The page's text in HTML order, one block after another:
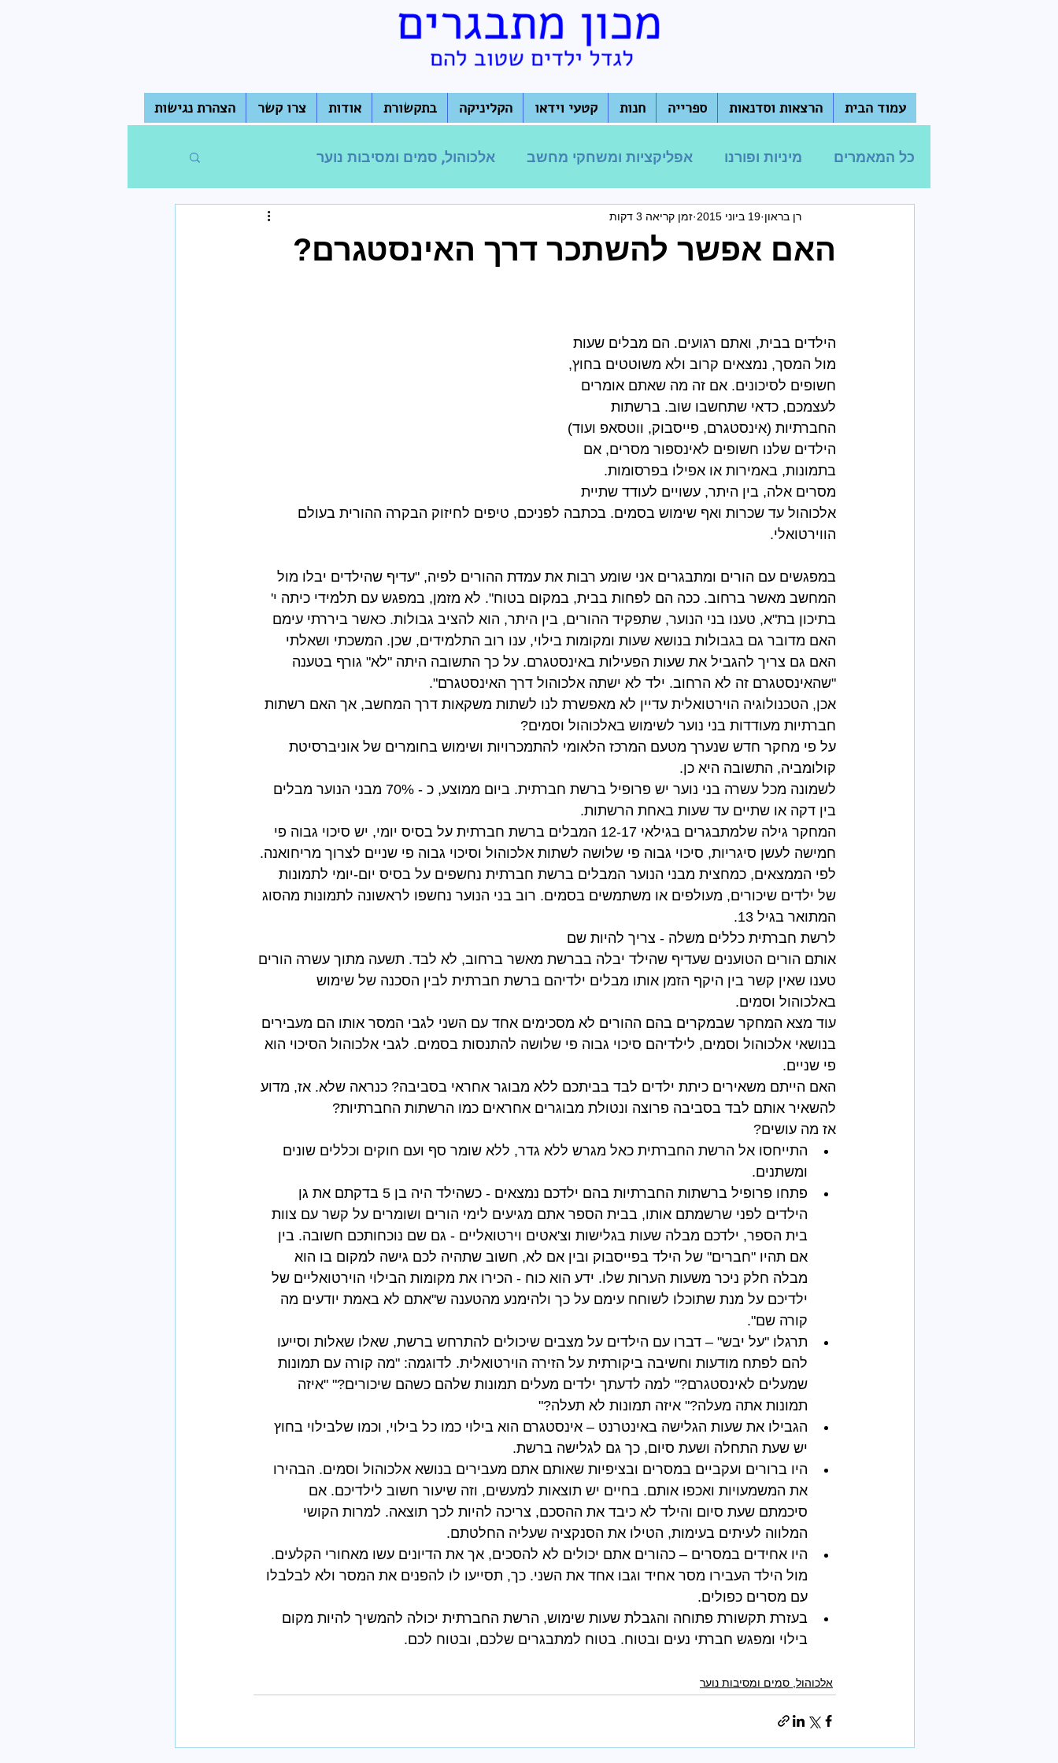
עמוד הבית הרצאות וסדנאות ספרייה חנות קטעי וידאו הקליניקה בתקשורת אודות צרו קשר הצהרת נגישות
כל המאמרים מיניות ופורנו אפליקציות ומשחקי מחשב אלכוהול, סמים ומסיבות נוער
מסכים, סמארטפון ואינטרנט להט"ב חדר מורים
האם אפשר להשתכר דרך האינסטגרם?
רן בראון 19 ביוני 2015 זמן קריאה 3 דקות
הילדים בבית, ואתם רגועים. הם מבלים שעות
מול המסך, נמצאים קרוב ולא משוטטים בחוץ,
חשופים לסיכונים. אם זה מה שאתם אומרים
לעצמכם, כדאי שתחשבו שוב. ברשתות
החברתיות (אינסטגרם, פייסבוק, ווטסאפ ועוד)
הילדים שלנו חשופים לאינספור מסרים, אם
בתמונות, באמירות או אפילו בפרסומות.
מסרים אלה, בין היתר, עשויים לעודד שתיית
אלכוהול עד שכרות ואף שימוש בסמים. בכתבה לפניכם, טיפים לחיזוק הבקרה ההורית בעולם
הווירטואלי.
במפגשים עם הורים ומתבגרים אני שומע רבות את עמדת ההורים לפיה, "עדיף שהילדים יבלו מול
המחשב מאשר ברחוב. ככה הם לפחות בבית, במקום בטוח". לא מזמן, במפגש עם תלמידי כיתה י'
בתיכון בת"א, טענו בני הנוער, שתפקיד ההורים, בין היתר, הוא להציב גבולות. כאשר ביררתי עימם
האם מדובר גם בגבולות בנושא שעות ומקומות בילוי, ענו רוב התלמידים, שכן. המשכתי ושאלתי
האם גם צריך להגביל את שעות הפעילות באינסטגרם. על כך התשובה היתה "לא" גורף בטענה
"שהאינסטגרם זה לא הרחוב. ילד לא ישתה אלכוהול דרך האינסטגרם".
אכן, הטכנולוגיה הוירטואלית עדיין לא מאפשרת לנו לשתות משקאות דרך המחשב, אך האם רשתות
חברתיות מעודדות בני נוער לשימוש באלכוהול וסמים?
על פי מחקר חדש שנערך מטעם המרכז הלאומי להתמכרויות ושימוש בחומרים של אוניברסיטת
קולומביה, התשובה היא כן.
לשמונה מכל עשרה בני נוער יש פרופיל ברשת חברתית. ביום ממוצע, כ - 70% מבני הנוער מבלים
בין דקה או שתיים עד שעות באחת הרשתות.
המחקר גילה שלמתבגרים בגילאי 12-17 המבלים ברשת חברתית על בסיס יומי, יש סיכוי גבוה פי
חמישה לעשן סיגריות, סיכוי גבוה פי שלושה לשתות אלכוהול וסיכוי גבוה פי שניים לצרוך מריחואנה.
לפי הממצאים, כמחצית מבני הנוער המבלים ברשת חברתית נחשפים על בסיס יום-יומי לתמונות
של ילדים שיכורים, מעולפים או משתמשים בסמים. רוב בני הנוער נחשפו לראשונה לתמונות מהסוג
המתואר בגיל 13.
לרשת חברתית כללים משלה - צריך להיות שם
אותם הורים הטוענים שעדיף שהילד יבלה בברשת מאשר ברחוב, לא לבד. תשעה מתוך עשרה הורים
טענו שאין קשר בין היקף הזמן אותו מבלים ילדיהם ברשת חברתית לבין הסכנה של שימוש
באלכוהול וסמים.
עוד מצא המחקר שבמקרים בהם ההורים לא מסכימים אחד עם השני לגבי המסר אותו הם מעבירים
בנושאי אלכוהול וסמים, לילדיהם סיכוי גבוה פי שלושה להתנסות בסמים. לגבי אלכוהול הסיכוי הוא
פי שניים.
האם הייתם משאירים כיתת ילדים לבד בביתכם ללא מבוגר אחראי בסביבה? כנראה שלא. אז, מדוע
להשאיר אותם לבד בסביבה פרוצה ונטולת מבוגרים אחראים כמו הרשתות החברתיות?
אז מה עושים?
התייחסו אל הרשת החברתית כאל מגרש ללא גדר, ללא שומר סף ועם חוקים וכללים שונים
ומשתנים.
פתחו פרופיל ברשתות החברתיות בהם ילדכם נמצאים - כשהילד היה בן 5 בדקתם את גן
הילדים לפני שרשמתם אותו, בבית הספר אתם מגיעים לימי הורים ושומרים על קשר עם צוות
בית הספר, ילדכם מבלה שעות בגלישות וצ'אטים וירטואליים - גם שם נוכחותכם חשובה. בין
אם תהיו "חברים" של הילד בפייסבוק ובין אם לא, חשוב שתהיה לכם גישה למקום בו הוא
מבלה חלק ניכר משעות הערות שלו. ידע הוא כוח - הכירו את מקומות הבילוי הוירטואליים של
ילדיכם על מנת שתוכלו לשוחח עימם על כך ולהימנע מהטענה ש"אתם לא באמת יודעים מה
קורה שם".
תרגלו "על יבש" – דברו עם הילדים על מצבים שיכולים להתרחש ברשת, שאלו שאלות וסייעו
להם לפתח מודעות וחשיבה ביקורתית על הזירה הוירטואלית. לדוגמה: "מה קורה עם תמונות
שמעלים לאינסטגרם?" למה לדעתך ילדים מעלים תמונות שלהם כשהם שיכורים?" "איזה
תמונות אתה מעלה?" איזה תמונות לא תעלה?"
הגבילו את שעות הגלישה באינטרנט – אינסטגרם הוא בילוי כמו כל בילוי, וכמו שלבילוי בחוץ
יש שעת התחלה ושעת סיום, כך גם לגלישה ברשת.
היו ברורים ועקביים במסרים ובציפיות שאותם אתם מעבירים בנושא אלכוהול וסמים. הבהירו
את המשמעויות ואכפו אותם. בחיים יש תוצאות למעשים, וזה שיעור חשוב לילדיכם. אם
סיכמתם שעת סיום והילד לא כיבד את ההסכם, צריכה להיות לכך תוצאה. למרות הקושי
המלווה לעיתים בעימות, הטילו את הסנקציה שעליה החלטתם.
היו אחידים במסרים – כהורים אתם יכולים לא להסכים, אך את הדיונים עשו מאחורי הקלעים.
מול הילד העבירו מסר אחיד וגבו אחד את השני. כך, תסייעו לו להפנים את המסר ולא לבלבלו
עם מסרים כפולים.
בעזרת תקשורת פתוחה והגבלת שעות שימוש, הרשת החברתית יכולה להמשיך להיות מקום
בילוי ומפגש חברתי נעים ובטוח. בטוח למתבגרים שלכם, ובטוח לכם.
אלכוהול, סמים ומסיבות נוער